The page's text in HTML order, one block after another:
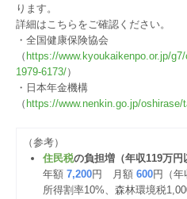
ります。
詳細はこちらをご確認ください。
・全国健康保険協会
（ https://www.kyoukaikenpo.or.jp/
1979-6173/）
・日本年金機構
（ https://www.nenkin.go.jp/oshirase/
（参考）
住民税の負担増（年収119万円
年額 7,200円 月額 600円（年
所得割率10%、森林環境税